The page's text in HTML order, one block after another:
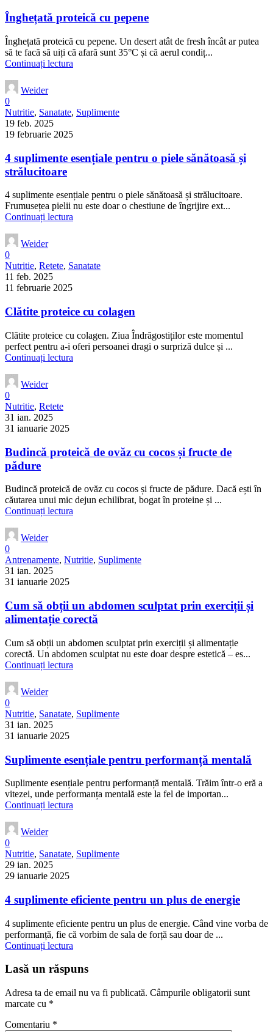
Înghețată proteică cu pepene
Înghețată proteică cu pepene. Un desert atât de fresh încât ar putea
să te facă să uiți că afară sunt 35°C și că aerul condiț...
Continuați lectura
Weider
0
Nutritie, Sanatate, Suplimente
19 feb. 2025
19 februarie 2025
4 suplimente esențiale pentru o piele sănătoasă și
strălucitoare
4 suplimente esențiale pentru o piele sănătoasă și strălucitoare.
Frumusețea pielii nu este doar o chestiune de îngrijire ext...
Continuați lectura
Weider
0
Nutritie, Retete, Sanatate
11 feb. 2025
11 februarie 2025
Clătite proteice cu colagen
Clătite proteice cu colagen. Ziua Îndrăgostiților este momentul
perfect pentru a-i oferi persoanei dragi o surpriză dulce și ...
Continuați lectura
Weider
0
Nutritie, Retete
31 ian. 2025
31 ianuarie 2025
Budincă proteică de ovăz cu cocos și fructe de
pădure
Budincă proteică de ovăz cu cocos și fructe de pădure. Dacă ești în
căutarea unui mic dejun echilibrat, bogat în proteine și ...
Continuați lectura
Weider
0
Antrenamente, Nutritie, Suplimente
31 ian. 2025
31 ianuarie 2025
Cum să obții un abdomen sculptat prin exerciții și
alimentație corectă
Cum să obții un abdomen sculptat prin exerciții și alimentație
corectă. Un abdomen sculptat nu este doar despre estetică – es...
Continuați lectura
Weider
0
Nutritie, Sanatate, Suplimente
31 ian. 2025
31 ianuarie 2025
Suplimente esențiale pentru performanță mentală
Suplimente esențiale pentru performanță mentală. Trăim într-o eră a
vitezei, unde performanța mentală este la fel de importan...
Continuați lectura
Weider
0
Nutritie, Sanatate, Suplimente
29 ian. 2025
29 ianuarie 2025
4 suplimente eficiente pentru un plus de energie
4 suplimente eficiente pentru un plus de energie. Când vine vorba de
performanță, fie că vorbim de sala de forță sau doar de ...
Continuați lectura
Lasă un răspuns
Adresa ta de email nu va fi publicată. Câmpurile obligatorii sunt
marcate cu *
Comentariu *